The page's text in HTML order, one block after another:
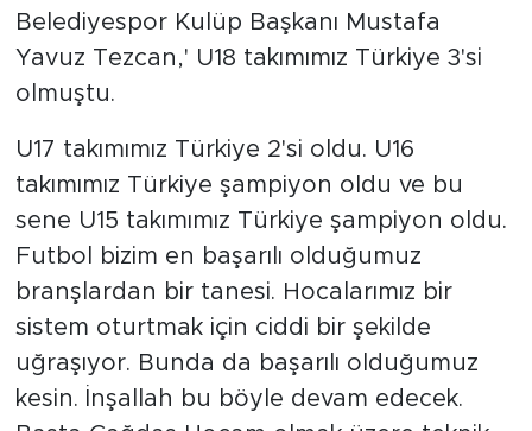
Belediyespor Kulüp Başkanı Mustafa
Yavuz Tezcan,' U18 takımımız Türkiye 3'si
olmuştu.
U17 takımımız Türkiye 2'si oldu. U16
takımımız Türkiye şampiyon oldu ve bu
sene U15 takımımız Türkiye şampiyon oldu.
Futbol bizim en başarılı olduğumuz
branşlardan bir tanesi. Hocalarımız bir
sistem oturtmak için ciddi bir şekilde
uğraşıyor. Bunda da başarılı olduğumuz
kesin. İnşallah bu böyle devam edecek.